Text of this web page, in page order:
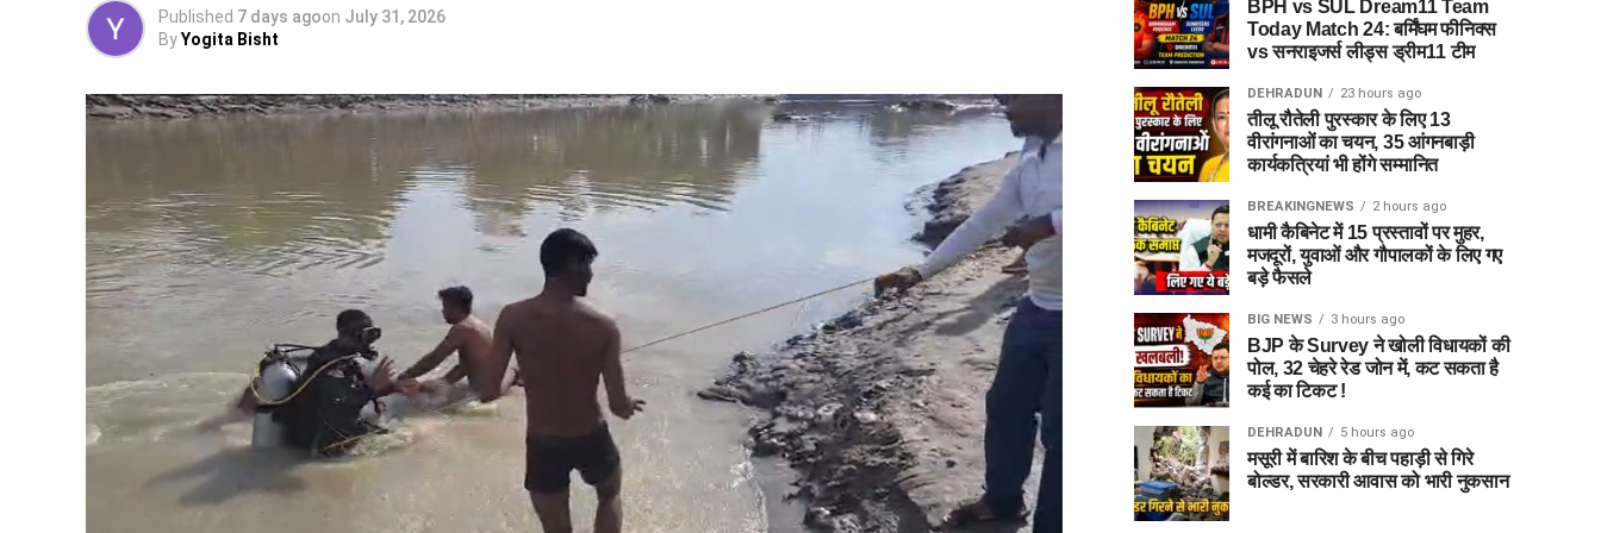
पढ़े धामी कैबिनेट के प्रमुख फैसले
GST संशोधित अध्यादेश को मंजूरी।
नैनीताल हाईकोर्ट के लिए हल्द्वानी गौलापार में 30 हेक्टेयर जमीन देने का फैसला।
राज्य क्रीड़ा विश्वविद्यालय हल्द्वानी के लिए 122 पदों के सृजन को मंजूरी।
जल जीवन मिशन में केंद्र की गाइडलाइंस लागू होंगी।
Published 7 days agoon July 31, 2026
ByYogita Bisht
BPH vs SUL Dream11 Team
Today Match 24: बर्मिंघम फीनिक्स
vs सनराइजर्स लीड्स ड्रीम11 टीम
DEHRADUN 23 hours ago
तीलू रौतेली पुरस्कार के लिए 13
वीरांगनाओं का चयन, 35 आंगनबाड़ी
कार्यकत्रियां भी होंगे सम्मानित
BREAKINGNEWS 2 hours ago
धामी कैबिनेट में 15 प्रस्तावों पर मुहर,
मजदूरों, युवाओं और गौपालकों के लिए गए
बड़े फैसले
BIG NEWS 3 hours ago
BJP के Survey ने खोली विधायकों की
पोल, 32 चेहरे रेड जोन में, कट सकता है
कई का टिकट !
DEHRADUN 5 hours ago
मसूरी में बारिश के बीच पहाड़ी से गिरे
बोल्डर, सरकारी आवास को भारी नुकसान